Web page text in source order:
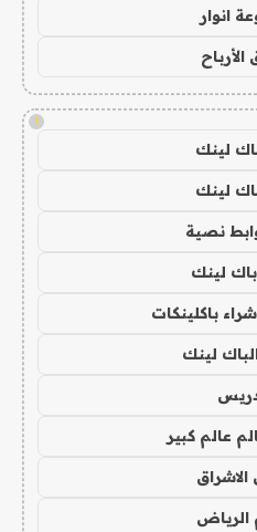
انوار
الأرباح
!
لينك
لينك
نصية
لينك
باكلينكات
لينك
عالم كبير
الاشراق